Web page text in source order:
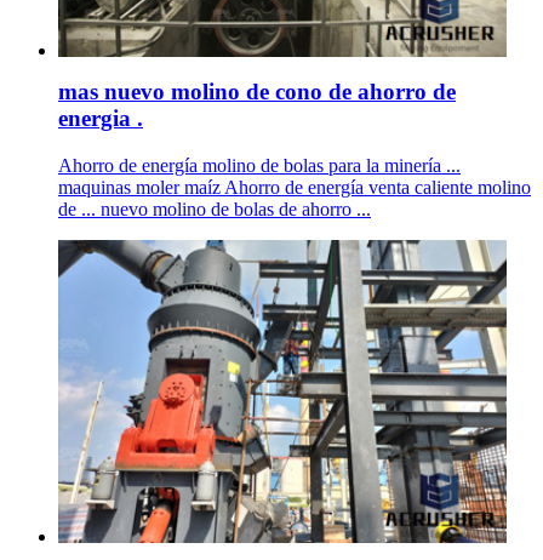
mas nuevo molino de cono de ahorro de
energia .
Ahorro de energía molino de bolas para la minería ...
maquinas moler maíz Ahorro de energía venta caliente molino
de ... nuevo molino de bolas de ahorro ...